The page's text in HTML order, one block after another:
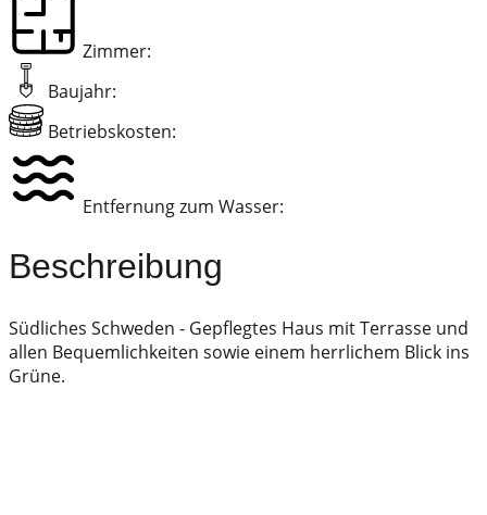
Zimmer:
Baujahr:
Betriebskosten:
Entfernung zum Wasser:
Beschreibung
Südliches Schweden - Gepflegtes Haus mit Terrasse und
allen Bequemlichkeiten sowie einem herrlichem Blick ins
Grüne.